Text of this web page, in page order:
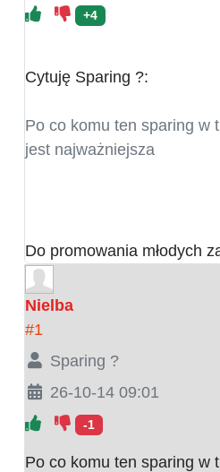
+4
Cytuję Sparing ?:
Po co komu ten sparing w
jest najważniejsza
Do promowania młodych
Nielba
#1
Sparing ?
26-10-14 09:01
-1
Po co komu ten sparing w